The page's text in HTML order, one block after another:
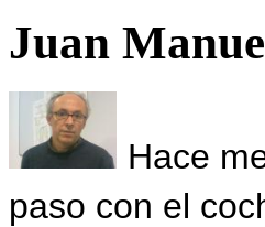
Juan
Hace
paso con el